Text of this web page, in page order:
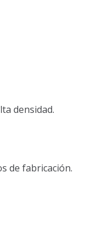
densidad.
de fabricación.